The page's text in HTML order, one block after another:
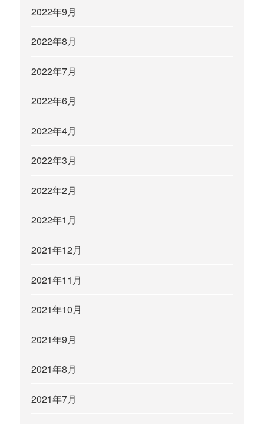
2022年9月
2022年8月
2022年7月
2022年6月
2022年4月
2022年3月
2022年2月
2022年1月
2021年12月
2021年11月
2021年10月
2021年9月
2021年8月
2021年7月